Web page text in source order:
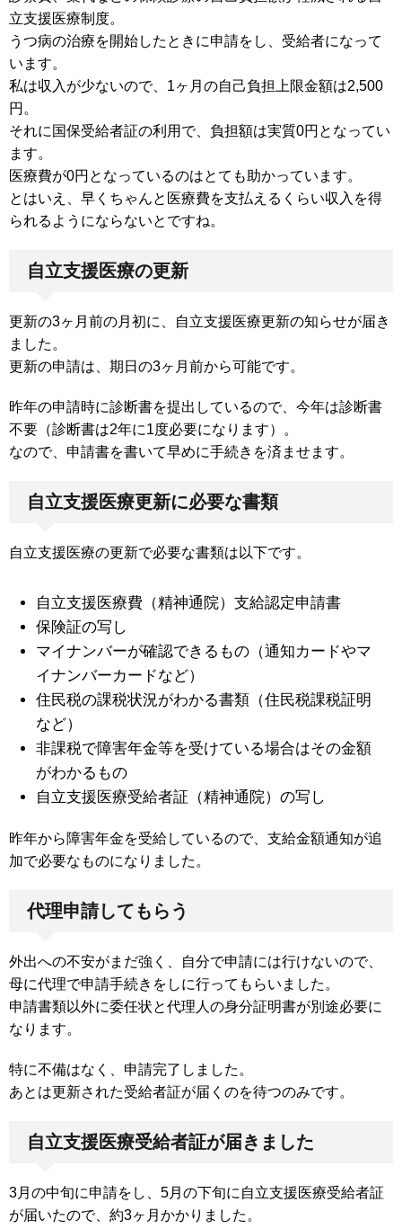
立支援医療制度。
うつ病の治療を開始したときに申請をし、受給者になって
います。
私は収入が少ないので、1ヶ月の自己負担上限金額は2,500
円。
それに国保受給者証の利用で、負担額は実質0円となってい
ます。
医療費が0円となっているのはとても助かっています。
とはいえ、早くちゃんと医療費を支払えるくらい収入を得
られるようにならないとですね。
自立支援医療の更新
更新の3ヶ月前の月初に、自立支援医療更新の知らせが届き
ました。
更新の申請は、期日の3ヶ月前から可能です。
昨年の申請時に診断書を提出しているので、今年は診断書
不要（診断書は2年に1度必要になります）。
なので、申請書を書いて早めに手続きを済ませます。
自立支援医療更新に必要な書類
自立支援医療の更新で必要な書類は以下です。
自立支援医療費（精神通院）支給認定申請書
保険証の写し
マイナンバーが確認できるもの（通知カードやマ
イナンバーカードなど）
住民税の課税状況がわかる書類（住民税課税証明
など）
非課税で障害年金等を受けている場合はその金額
がわかるもの
自立支援医療受給者証（精神通院）の写し
昨年から障害年金を受給しているので、支給金額通知が追
加で必要なものになりました。
代理申請してもらう
外出への不安がまだ強く、自分で申請には行けないので、
母に代理で申請手続きをしに行ってもらいました。
申請書類以外に委任状と代理人の身分証明書が別途必要に
なります。
特に不備はなく、申請完了しました。
あとは更新された受給者証が届くのを待つのみです。
自立支援医療受給者証が届きました
3月の中旬に申請をし、5月の下旬に自立支援医療受給者証
が届いたので、約3ヶ月かかりました。